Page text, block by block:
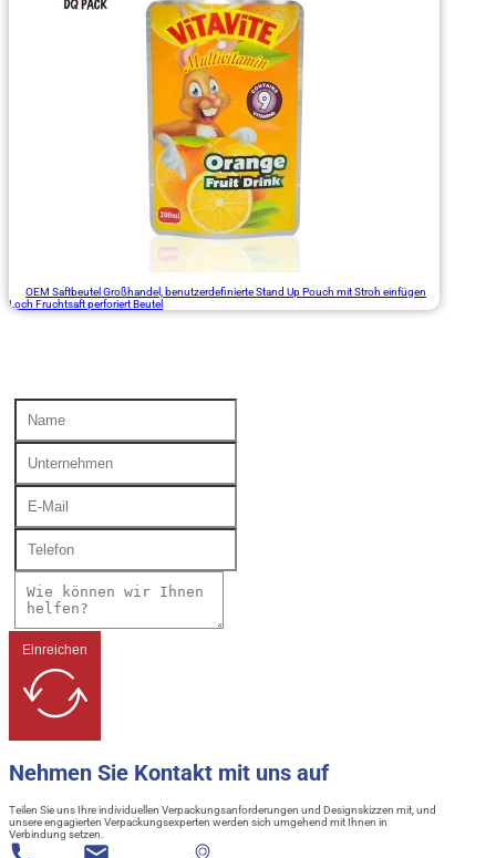
OEM Saftbeutel Großhandel, benutzerdefinierte Stand Up Pouch mit Stroh einfügen
Loch Fruchtsaft perforiert Beutel
Einreichen
Nehmen Sie Kontakt mit uns auf
Teilen Sie uns Ihre individuellen Verpackungsanforderungen und Designskizzen mit, und
unsere engagierten Verpackungsexperten werden sich umgehend mit Ihnen in
Verbindung setzen.